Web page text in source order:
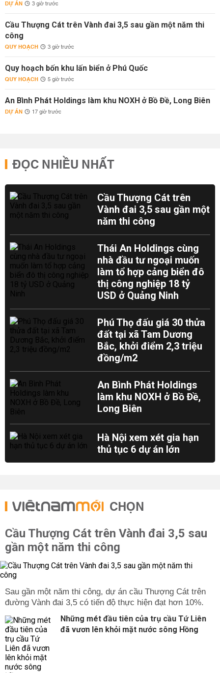
DỰ ÁN 3 giờ trước
Cầu Thượng Cát trên Vành đai 3,5 sau gần một năm thi
công
QUY HOẠCH 3 giờ trước
Quy hoạch bốn khu lấn biển ở Phú Quốc
QUY HOẠCH 5 giờ trước
An Bình Phát Holdings làm khu NOXH ở Bồ Đề, Long Biên
DỰ ÁN 17 giờ trước
ĐỌC NHIỀU NHẤT
Cầu Thượng Cát trên
Vành đai 3,5 sau gần một
năm thi công
Thái An Holdings cùng
nhà đầu tư ngoại muốn
làm tổ hợp cảng biển đô
thị công nghiệp 18 tỷ
USD ở Quảng Ninh
Phú Thọ đấu giá 30 thửa
đất tại xã Tam Dương
Bắc, khởi điểm 2,3 triệu
đồng/m2
An Bình Phát Holdings
làm khu NOXH ở Bồ Đề,
Long Biên
Hà Nội xem xét gia hạn
thủ tục 6 dự án lớn
CHỌN
Cầu Thượng Cát trên Vành đai 3,5 sau
gần một năm thi công
Sau gần một năm thi công, dự án cầu Thượng Cát trên
đường Vành đai 3,5 có tiến độ thực hiện đạt hơn 10%.
Những mét đầu tiên của trụ cầu Tứ Liên
đã vươn lên khỏi mặt nước sông Hồng